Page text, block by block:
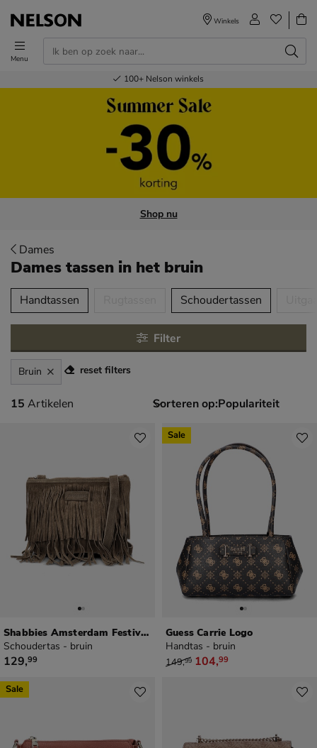
Menu
Winkels
Voor 23.00u besteld,volgende dag in huis
Gratisverzending en retour
Bestel nu,betaal later
100+ Nelson winkels
Shop nu
Dames
Dames tassen in het bruin
over
Handtassen Schoudertassen
Filter
Bruin reset filters
15 artikelen
15 Artikelen Sorteren op:
Shabbies Amsterdam Festival Fringe
Schoudertas - bruin
€ 129,99
129,99
Guess Carrie Logo
Handtas - bruin
van € 149,99 voor € 104,99
149,99 104,99
Sale
Sale